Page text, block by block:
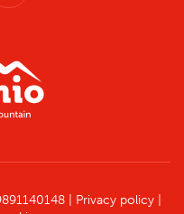
| Privacy policy|